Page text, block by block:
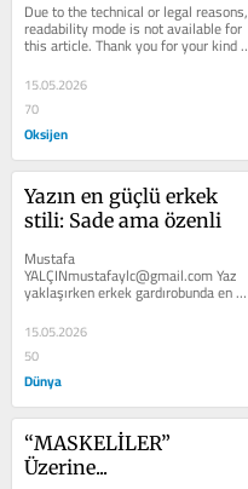
Due to the technical or legal reasons,
readability mode is not available for
this article. Thank you for your kind
15.05.2026
70
Oksijen
Yazın en güçlü erkek
stili: Sade ama özenli
Mustafa
YALÇINmustafaylc@gmail.com Yaz
yaklaşırken erkek gardıro­bunda en
büyük değişim as­lında parçalardan
çok hissiyatta başlıyor....
15.05.2026
50
Dünya
“MASKELİLER”
Üzerine...